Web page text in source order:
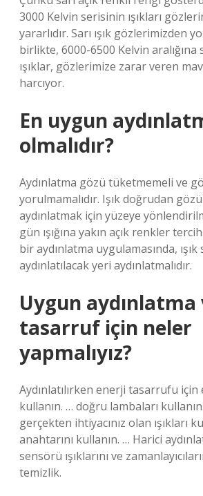
3000 Kelvin serisinin ışıkları
yararlıdır. Sarı ışık gözlerimizden
birlikte, 6000-6500 Kelvin aralığına
ışıklar, gözlerimize zarar veren
harcıyor.
En uygun
olmalıdır?
Aydınlatma gözü tüketmemeli ve
yorulmamalıdır. Işık doğrudan
aydınlatmak için yüzeye
gün ışığına yakın açık renkler
bir aydınlatma uygulamasında, ışık
aydınlatılacak yeri aydınlatmalıdır.
Uygun aydınlatma
tasarruf için neler
yapmalıyız?
Aydınlatılırken enerji tasarrufu için
kullanın. … doğru lambaları
gerçekten ihtiyacınız olan ışıkları
anahtarını kullanın. … Harici
sensörü ışıklarını ve
temizlik.